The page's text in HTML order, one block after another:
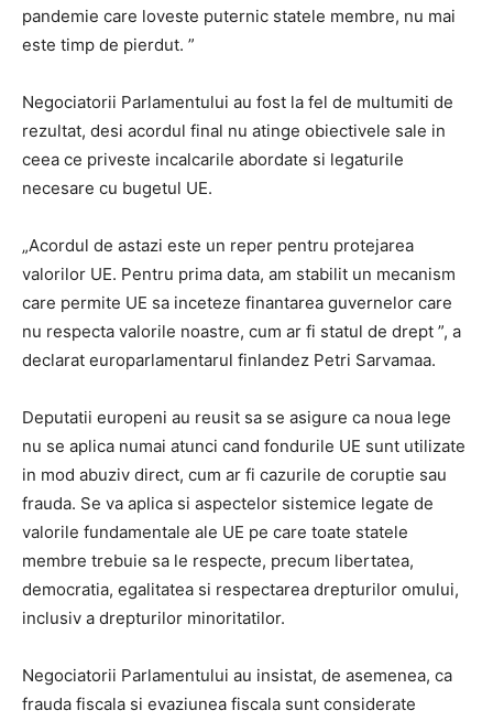
pandemie care loveste puternic statele membre, nu mai
este timp de pierdut. ”
Negociatorii Parlamentului au fost la fel de multumiti de
rezultat, desi acordul final nu atinge obiectivele sale in
ceea ce priveste incalcarile abordate si legaturile
necesare cu bugetul UE.
„Acordul de astazi este un reper pentru protejarea
valorilor UE. Pentru prima data, am stabilit un mecanism
care permite UE sa inceteze finantarea guvernelor care
nu respecta valorile noastre, cum ar fi statul de drept ”, a
declarat europarlamentarul finlandez Petri Sarvamaa.
Deputatii europeni au reusit sa se asigure ca noua lege
nu se aplica numai atunci cand fondurile UE sunt utilizate
in mod abuziv direct, cum ar fi cazurile de coruptie sau
frauda. Se va aplica si aspectelor sistemice legate de
valorile fundamentale ale UE pe care toate statele
membre trebuie sa le respecte, precum libertatea,
democratia, egalitatea si respectarea drepturilor omului,
inclusiv a drepturilor minoritatilor.
Negociatorii Parlamentului au insistat, de asemenea, ca
frauda fiscala si evaziunea fiscala sunt considerate